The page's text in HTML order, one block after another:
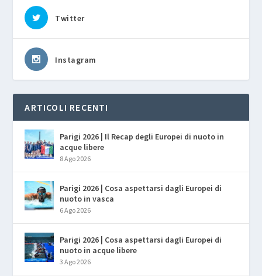
Twitter
Instagram
ARTICOLI RECENTI
Parigi 2026 | Il Recap degli Europei di nuoto in
acque libere
8 Ago 2026
Parigi 2026 | Cosa aspettarsi dagli Europei di
nuoto in vasca
6 Ago 2026
Parigi 2026 | Cosa aspettarsi dagli Europei di
nuoto in acque libere
3 Ago 2026